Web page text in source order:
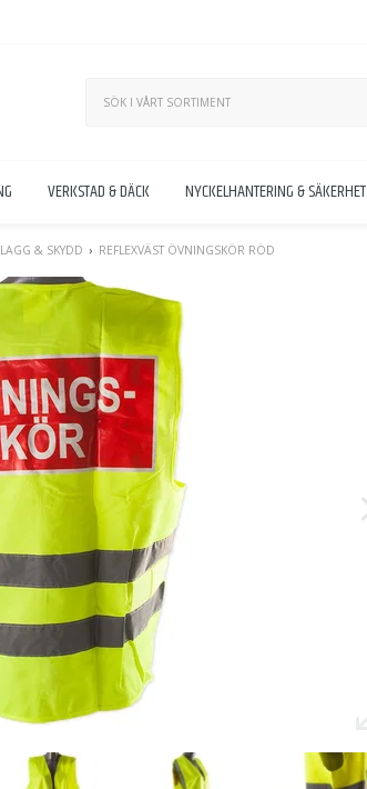
VERKSTAD & DÄCK NYCKELHANTERING & SÄKERHET
& SKYDD REFLEXVÄST ÖVNINGSKÖR RÖD